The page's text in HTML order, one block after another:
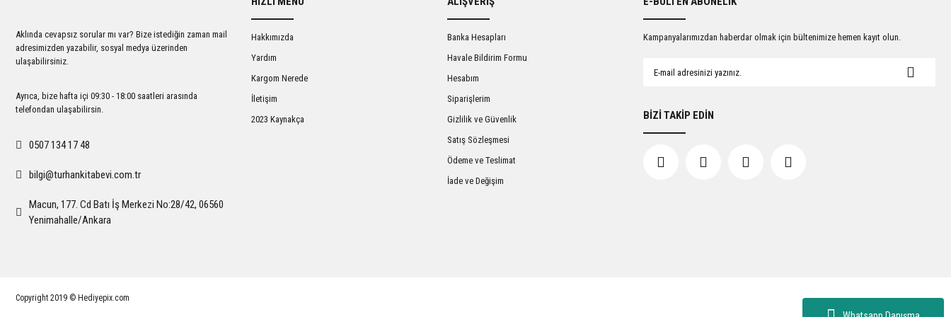
Ürün fiyatı diğer sitelerden daha pahalı.
Bu ürüne benzer farklı alternatifler olmalı.
Gönder
Aklında cevapsız sorular mı var? Bize istediğin zaman mail
adresimizden yazabilir, sosyal medya üzerinden
ulaşabilirsiniz.
Ayrıca, bize hafta içi 09:30 - 18:00 saatleri arasında
telefondan ulaşabilirsin.
0507 134 17 48
bilgi@turhankitabevi.com.tr
Macun, 177. Cd Batı İş Merkezi No:28/42, 06560
Yenimahalle/Ankara
Hakkımızda
Yardım
Kargom Nerede
İletişim
2023 Kaynakça
Banka Hesapları
Havale Bildirim Formu
Hesabım
Siparişlerim
Gizlilik ve Güvenlik
Satış Sözleşmesi
Ödeme ve Teslimat
İade ve Değişim
Kampanyalarımızdan haberdar olmak için bültenimize hemen kayıt olun.
BİZİ TAKİP EDİN
Copyright 2019 © Hediyepix.com